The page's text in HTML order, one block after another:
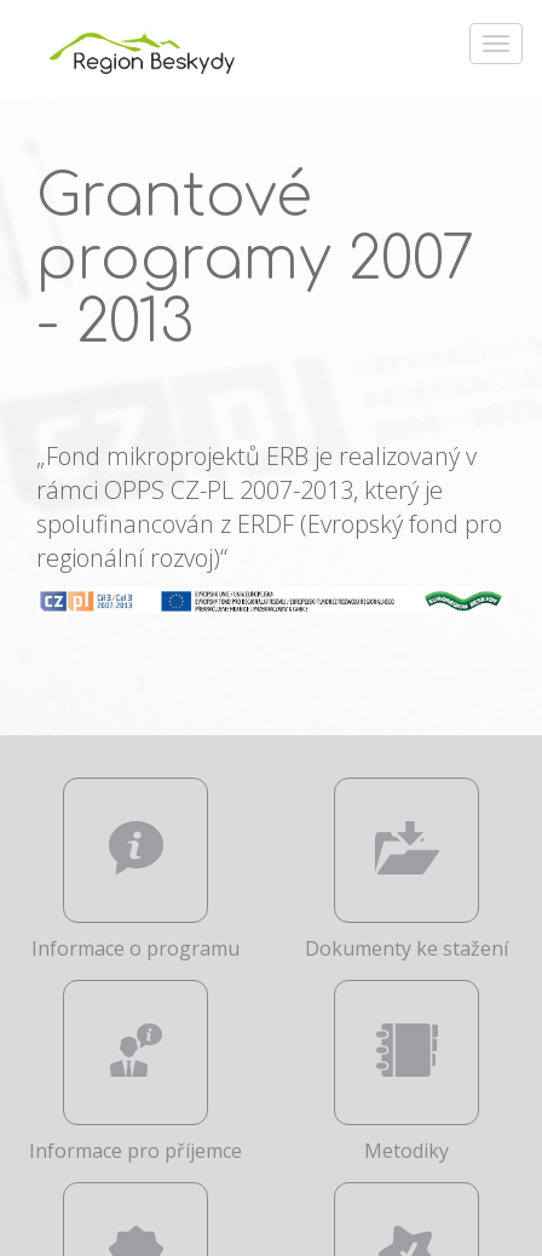
Grantové
programy 2007
- 2013
„Fond mikroprojektů ERB je realizovaný v
rámci OPPS CZ-PL 2007-2013, který je
spolufinancován z ERDF (Evropský fond pro
regionální rozvoj)“
Informace o programu Dokumenty ke stažení
Informace pro příjemce Metodiky